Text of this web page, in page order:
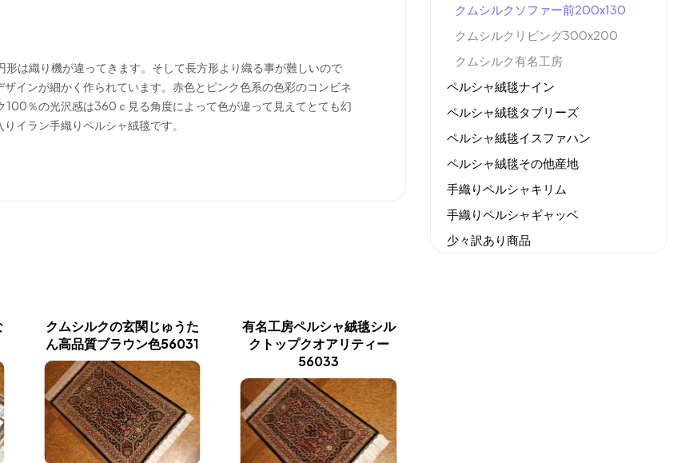
は織り機が違ってきます。そして長方形より織る事が難しいので
インが細かく作られています。赤色とピンク色系の色彩のコンビネ
％の光沢感は360ｃ見る角度によって色が違って見えてとても幻
イラン手織りペルシャ絨毯です。
クムシルクの玄関じゅうた
ん高品質ブラウン色56031
有名工房ペルシャ絨毯シル
クトップクオアリティー
56033
クムシルクソファー前200x130
クムシルクリビング300x200
クムシルク有名工房
ペルシャ絨毯ナイン
ペルシャ絨毯タブリーズ
ペルシャ絨毯イスファハン
ペルシャ絨毯その他産地
手織りペルシャキリム
手織りペルシャギャッベ
少々訳あり商品